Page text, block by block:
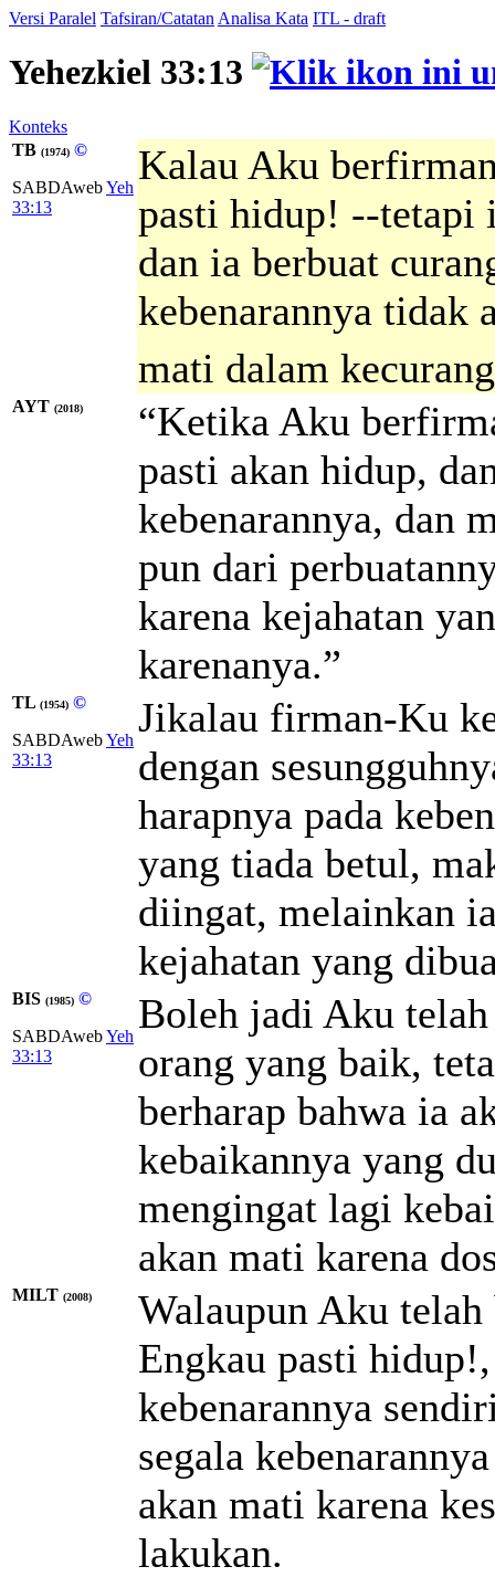
Versi Paralel Tafsiran/Catatan Analisa Kata ITL - draft
Yehezkiel 33:13
Konteks
TB (1974) ©
SABDAwebYeh
33:13
Kalau Aku
pasti hidup! --tetapi
dan ia berbuat
kebenarannya tidak
mati dalam
AYT (2018)
“Ketika Aku
pasti akan hidup,
kebenarannya, dan
pun dari
karena kejahatan
karenanya.”
TL (1954) ©
SABDAwebYeh
33:13
Jikalau firman-Ku
dengan
harapnya pada
yang tiada betul,
diingat, melainkan
kejahatan yang
BIS (1985) ©
SABDAwebYeh
33:13
Boleh jadi Aku
orang yang baik,
berharap bahwa ia
kebaikannya yang
mengingat lagi
akan mati karena
MILT (2008)
Walaupun Aku
Engkau pasti
kebenarannya
segala
akan mati karena
lakukan.